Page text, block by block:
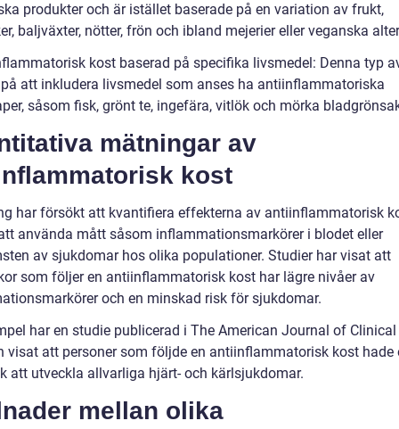
produkter och är istället baserade på en variation av frukt,
baljväxter, nötter, frön och ibland mejerier eller veganska
kost baserad på specifika livsmedel: Denna typ
att inkludera livsmedel som anses ha antiinflammatoriska
såsom fisk, grönt te, ingefära, vitlök och mörka
mätningar av
kost
har försökt att kvantifiera effekterna av antiinflammatorisk
använda mått såsom inflammationsmarkörer i blodet eller
av sjukdomar hos olika populationer. Studier har visat att
som följer en antiinflammatorisk kost har lägre nivåer av
och en minskad risk för sjukdomar.
har en studie publicerad i The American Journal of Clinical
visat att personer som följde en antiinflammatorisk kost hade
att utveckla allvarliga hjärt- och kärlsjukdomar.
mellan olika